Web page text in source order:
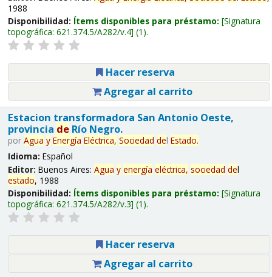
1988
Disponibilidad: Ítems disponibles para préstamo: Signatura
topográfica: 621.374.5/A282/v.4 (1).
Hacer reserva
Agregar al carrito
Estacion transformadora San Antonio Oeste,
provincia deRío Negro.
por Agua y Energía Eléctrica, Sociedad del Estado.
Idioma: Español
Editor: Buenos Aires: Agua y energía eléctrica, sociedad del
estado, 1988
Disponibilidad: Ítems disponibles para préstamo: Signatura
topográfica: 621.374.5/A282/v.3 (1).
Hacer reserva
Agregar al carrito